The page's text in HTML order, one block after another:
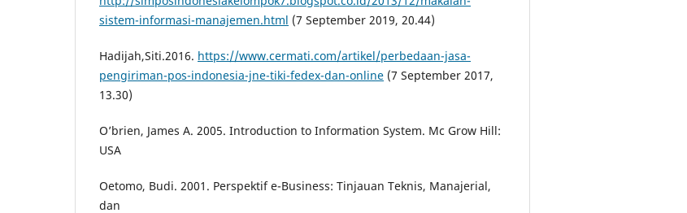
sistem-informasi-manajemen.html (7 September 2019, 20.44)
Hadijah,Siti.2016. https://www.cermati.com/artikel/perbedaan-jasa-
pengiriman-pos-indonesia-jne-tiki-fedex-dan-online (7 September 2017,
13.30)
O’brien, James A. 2005. Introduction to Information System. Mc Grow Hill:
USA
Oetomo, Budi. 2001. Perspektif e-Business: Tinjauan Teknis, Manajerial,
dan